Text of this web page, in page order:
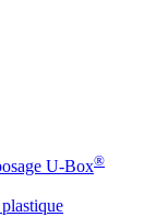
U-Box®